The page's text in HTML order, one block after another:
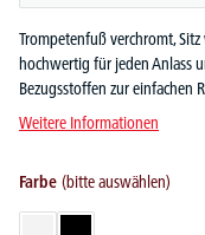
Trompetenfuß verchromt,
hochwertig für jeden Anlass
Bezugsstoffen zur einfachen
Weitere Informationen
Farbe (bitte auswählen)